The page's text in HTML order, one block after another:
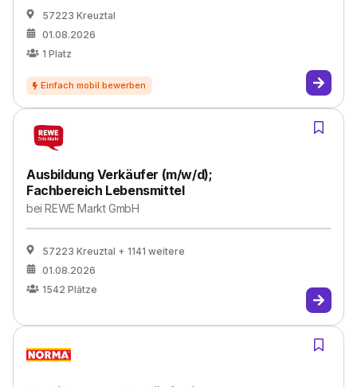
57223 Kreuztal
01.08.2026
1 Platz
Ausbildung Verkäufer (m/w/d);
Fachbereich Lebensmittel
beiREWE Markt GmbH
57223 Kreuztal + 1141 weitere
01.08.2026
1542 Plätze